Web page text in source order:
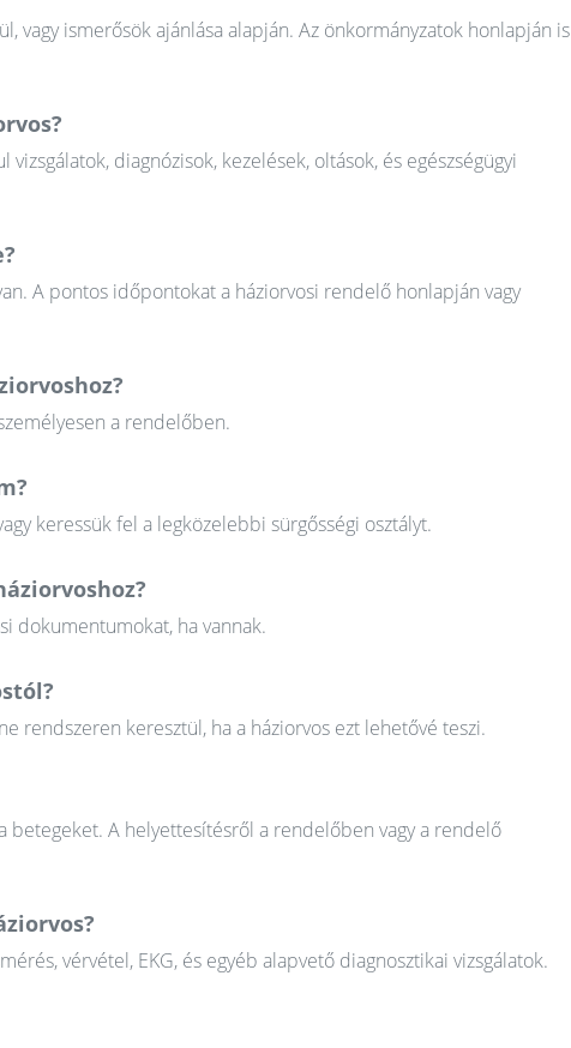
vagy ismerősök ajánlása alapján. Az önkormányzatok honlapján is
diagnózisok, kezelések, oltások, és egészségügyi
A pontos időpontokat a háziorvosi rendelő honlapján vagy
a rendelőben.
keressük fel a legközelebbi sürgősségi osztályt.
dokumentumokat, ha vannak.
rendszeren keresztül, ha a háziorvos ezt lehetővé teszi.
betegeket. A helyettesítésről a rendelőben vagy a rendelő
vérvétel, EKG, és egyéb alapvető diagnosztikai vizsgálatok.